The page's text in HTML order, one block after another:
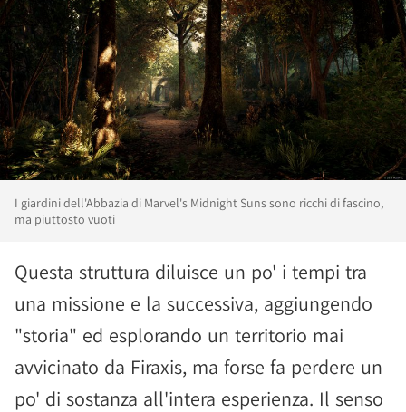
I giardini dell'Abbazia di Marvel's Midnight Suns sono ricchi di fascino,
ma piuttosto vuoti
Questa struttura diluisce un po' i tempi tra
una missione e la successiva, aggiungendo
"storia" ed esplorando un territorio mai
avvicinato da Firaxis, ma forse fa perdere un
po' di sostanza all'intera esperienza. Il senso